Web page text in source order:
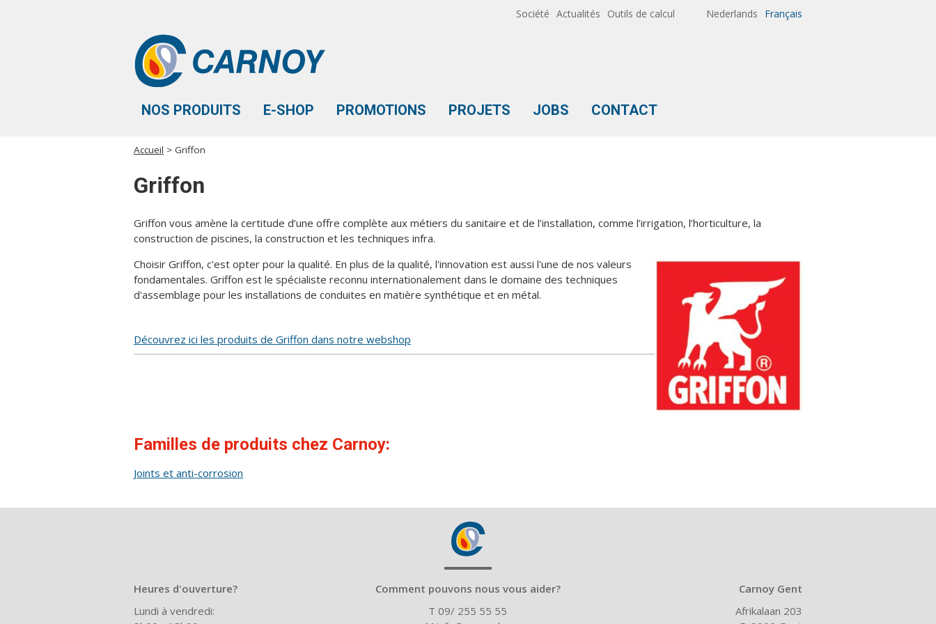
Nederlands Français
Société Actualités Outils de calcul
NOS PRODUITS E-SHOP PROMOTIONS PROJETS JOBS CONTACT
Vous êtes ici
Accueil > Griffon
Griffon
Griffon vous amène la certitude d’une offre complète aux métiers du sanitaire et de l’installation, comme l’irrigation, l’horticulture, la
construction de piscines, la construction et les techniques infra.
Choisir Griffon, c'est opter pour la qualité. En plus de la qualité, l'innovation est aussi l'une de nos valeurs
fondamentales. Griffon est le spécialiste reconnu internationalement dans le domaine des techniques
d'assemblage pour les installations de conduites en matière synthétique et en métal.
Découvrez ici les produits de Griffon dans notre webshop
Familles de produits chez Carnoy:
Joints et anti-corrosion
Heures d'ouverture?
Lundi à vendredi:
Comment pouvons nous vous aider?
T 09/ 255 55 55
Carnoy Gent
Afrikalaan 203